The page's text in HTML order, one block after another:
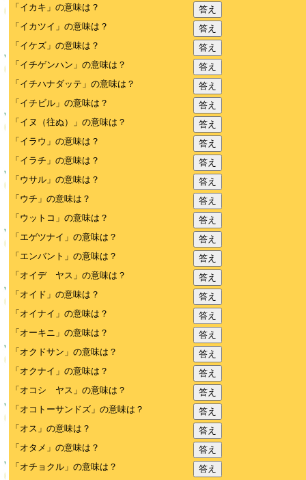
「イカキ」の意味は？
答え
「イカツイ」の意味は？
答え
「イケズ」の意味は？
答え
「イチゲンハン」の意味は？
答え
「イチハナダッテ」の意味は？
答え
「イチビル」の意味は？
答え
「イヌ（往ぬ）」の意味は？
答え
「イラウ」の意味は？
答え
「イラチ」の意味は？
答え
「ウサル」の意味は？
答え
「ウチ」の意味は？
答え
「ウットコ」の意味は？
答え
「エゲツナイ」の意味は？
答え
「エンバント」の意味は？
答え
「オイデ ヤス」の意味は？
答え
「オイド」の意味は？
答え
「オイナイ」の意味は？
答え
「オーキニ」の意味は？
答え
「オクドサン」の意味は？
答え
「オクナイ」の意味は？
答え
「オコシ ヤス」の意味は？
答え
「オコトーサンドズ」の意味は？
答え
「オス」の意味は？
答え
「オタメ」の意味は？
答え
「オチョクル」の意味は？
答え